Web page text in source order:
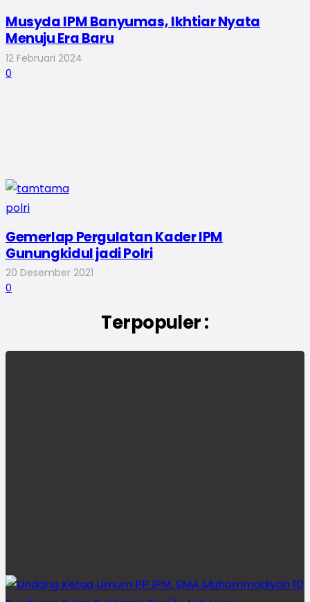
Musyda IPM Banyumas, Ikhtiar Nyata
Menuju Era Baru
12 Februari 2024
0
Gemerlap Pergulatan Kader IPM
Gunungkidul jadi Polri
20 Desember 2021
0
Terpopuler :